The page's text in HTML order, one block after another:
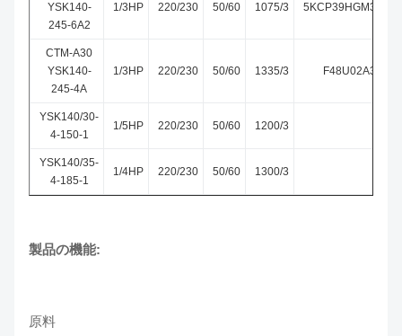
YSK140-
245-6A2
1/3HP 220/230 50/60 1075/3 5KCP39HGM307AT
CTM-A30
YSK140-
245-4A
1/3HP 220/230 50/60 1335/3 F48U02A30
YSK140/30-
4-150-1
1/5HP 220/230 50/60 1200/3
YSK140/35-
4-185-1
1/4HP 220/230 50/60 1300/3
製品の機能:
原料